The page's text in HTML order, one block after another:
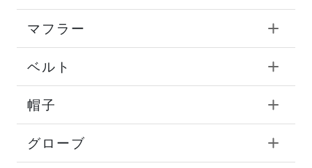
マフラー
ベルト
帽子
グローブ